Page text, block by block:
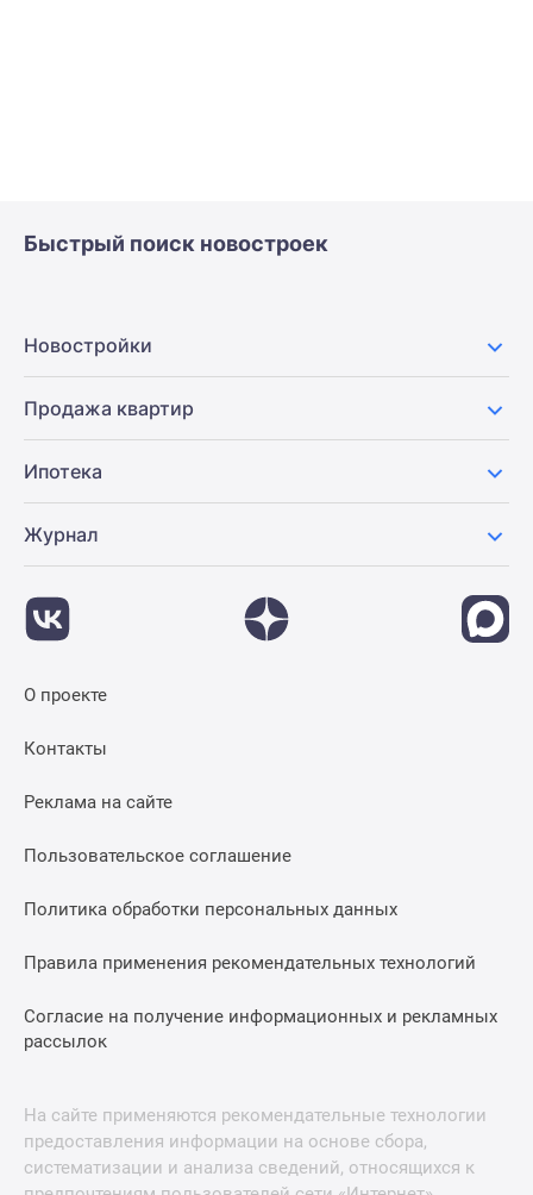
Быстрый поиск новостроек
Новостройки
Продажа квартир
Ипотека
Журнал
О проекте
Контакты
Реклама на сайте
Пользовательское соглашение
Политика обработки персональных данных
Правила применения рекомендательных технологий
Согласие на получение информационных и рекламных
рассылок
На сайте применяются рекомендательные технологии
предоставления информации на основе сбора,
систематизации и анализа сведений, относящихся к